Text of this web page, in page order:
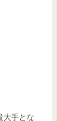
大手とな